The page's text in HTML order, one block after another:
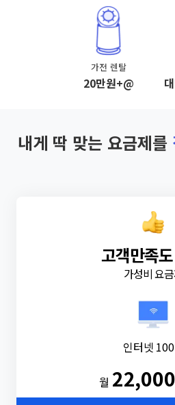
가전 렌탈
20만원+@
내게 딱 맞는 요금제를
고객만족
가성비 요
인터넷
월 22,000